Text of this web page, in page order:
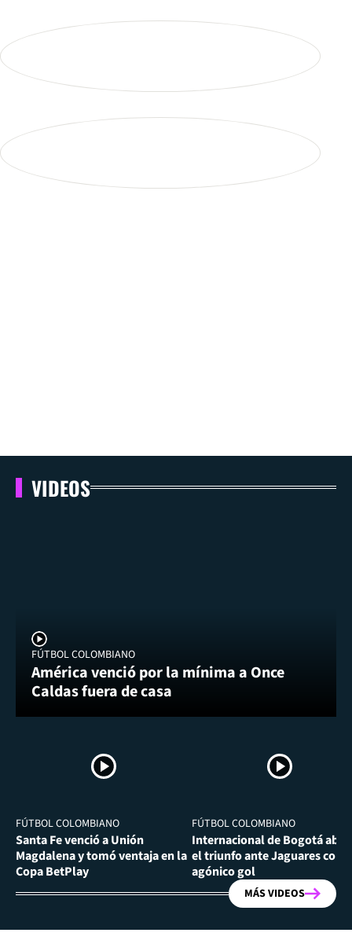
VIDEOS
FÚTBOL COLOMBIANO
América venció por la mínima a Once
Caldas fuera de casa
FÚTBOL COLOMBIANO
Santa Fe venció a Unión
Magdalena y tomó ventaja en la
Copa BetPlay
FÚTBOL COLOMBIANO
Internacional de Bogotá
el triunfo ante Jaguares con
agónico gol
MÁS VIDEOS